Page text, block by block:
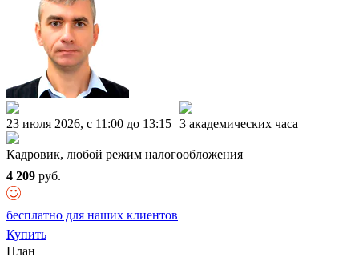
23 июля 2026, c 11:00 до 13:15 3 академических часа
Кадровик, любой режим налогообложения
4 209 руб.
бесплатно для наших клиентов
Купить
План